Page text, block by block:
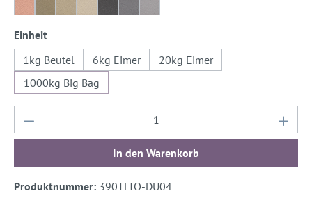
Ayers-Rock 20%
Iquitos-Grün
Iquitos-Grün 50%
Iquitos-Grün 20%
Gomera-Grau
Gomera-Grau 50%
Gomera-Grau 20%
Einheitauswählen
1kg Beutel
6kg Eimer
20kg Eimer
1000kg Big Bag
Produkt Anzahl: Gib den gewünschten
In den Warenkorb
Produktnummer: 390TLTO-DU04